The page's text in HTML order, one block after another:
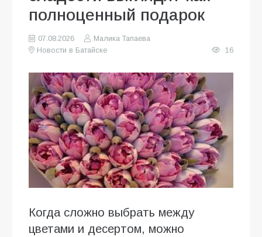
полноценный подарок
07.08.2026
Малика Тапаева
Новости в Батайске
16
Когда сложно выбрать между
цветами и десертом, можно